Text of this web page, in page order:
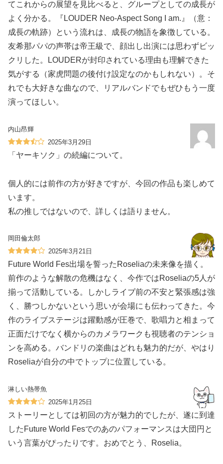
てこれからの展望を見比べると、グループとしての成長が
よく分かる。『LOUDER Neo-Aspect Song I am.』（意：
成長の軌跡）という流れは、成長の物語を象徴している。
友希那パパの声帯は帝王級で、顔出し出演には思わずビッ
クリした。LOUDERが封印されている理由も理解できた
気がする（家虎問題の後付け設定なのかもしれない）。そ
れでも大好きな曲なので、リアルバンドでもぜひもう一度
演ってほしい。
内山昂輝
2025年3月29日
「ヤーキソク」の続編について。
個人的には前作の方が好きですが、今回の作品も楽しめて
います。
私の推しではないので、詳しくは語りません。
岡田倫太郎
2025年3月21日
Future World Fes出場を誓ったRoseliaの未来像を描く。
前作のような解散の危機はなく、今作ではRoseliaの5人が
揃って活動している。しかしライブ前の不安と緊張感は強
く、勝つしかないという思いが会場にも伝わってきた。今
作のライブステージは躍動感が圧巻で、歌唱力と相まって
正面だけでなく横からのカメラワークも視聴者のテンショ
ンを高める。バンドリの楽曲はどれも魅力的だが、やはり
Roseliaが自分の中でトップに位置している。
淋しい熱帯魚
2025年1月25日
ストーリーとしては初回の方が魅力的でしたが、遂に到達
したFuture World Fesでのあのパフォーマンスは大団円と
いう言葉がぴったりです。おめでとう、Roselia。